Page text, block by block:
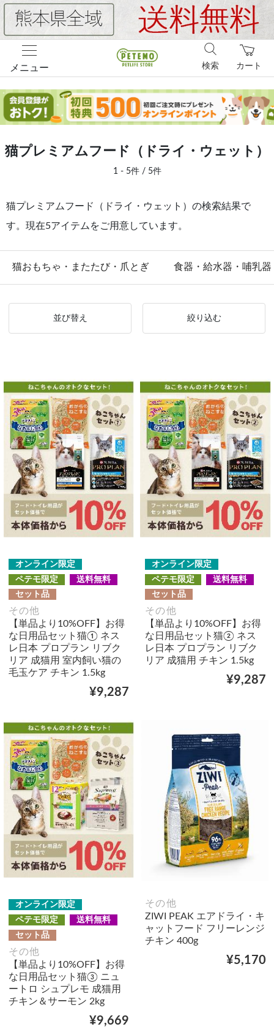
メニュー カート
検索
猫プレミアムフード（ドライ・ウェット）
1 - 5件 / 5件
猫プレミアムフード（ドライ・ウェット）の検索結果で
す。現在5アイテムをご用意しています。
猫おもちゃ・またたび・爪とぎ 食器・給水器・哺乳器
並び替え 絞り込む
オンライン限定
ペテモ限定
送料無料
セット品
その他
【単品より10%OFF】お得
な日用品セット猫① ネス
レ日本 プロプラン リブク
リア 成猫用 室内飼い猫の
毛玉ケア チキン 1.5kg
¥9,287
オンライン限定
ペテモ限定
送料無料
セット品
その他
【単品より10%OFF】お得
な日用品セット猫② ネス
レ日本 プロプラン リブク
リア 成猫用 チキン 1.5kg
¥9,287
オンライン限定
ペテモ限定
送料無料
セット品
その他
【単品より10%OFF】お得
な日用品セット猫③ ニュ
ートロ シュプレモ 成猫用
チキン＆サーモン 2kg
¥9,669
その他
ZIWI PEAK エアドライ・キ
ャットフード フリーレンジ
チキン 400g
¥5,170